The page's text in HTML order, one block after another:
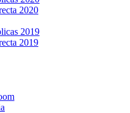
2020
2019
2019